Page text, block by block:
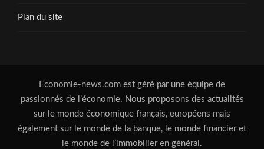
Plan du site
Economie-news.com est géré par une équipe de
passionnés de l’économie. Nous proposons des actualités
sur le monde économique français, européens mais
également sur le monde de la banque, le monde financier et
le monde de l’immobilier en général.